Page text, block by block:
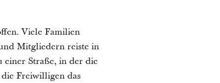
Viele Familien
Mitgliedern reiste in
Straße, in der die
Freiwilligen das